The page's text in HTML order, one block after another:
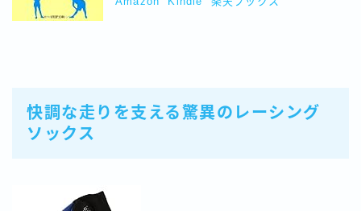
快調な走りを支える驚異のレーシング
ソックス